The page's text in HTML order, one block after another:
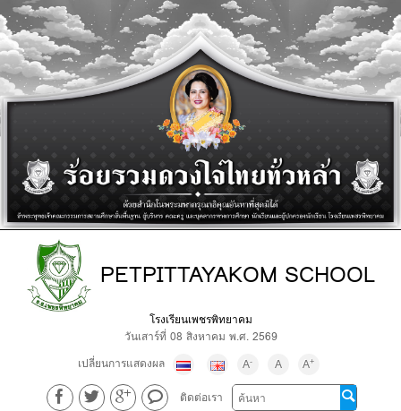
PETPITTAYAKOM SCHOOL
โรงเรียนเพชรพิทยาคม
วันเสาร์ที่ 08 สิงหาคม พ.ศ. 2569
เปลี่ยนการแสดงผล
A- A A+
ติดต่อเรา